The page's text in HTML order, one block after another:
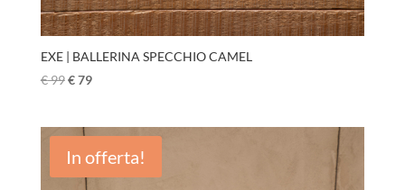
EXE | BALLERINA SPECCHIO CAMEL
€99€79
In offerta!